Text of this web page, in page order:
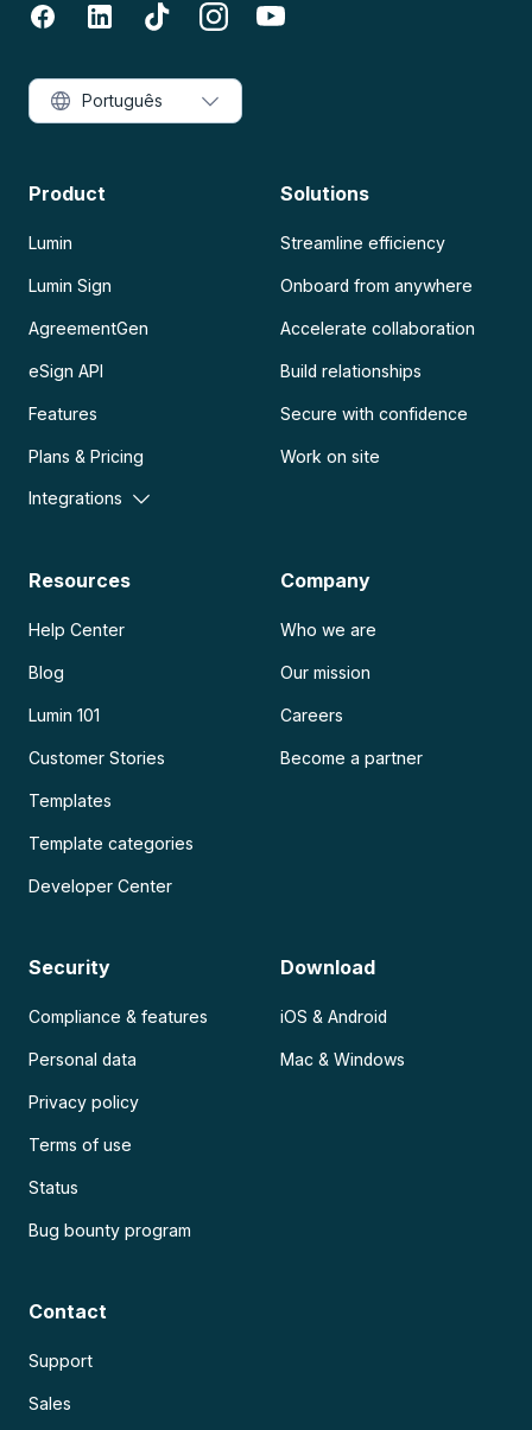
Product
Lumin
Lumin Sign
AgreementGen
eSign API
Features
Plans & Pricing
Integrations
Solutions
Streamline efficiency
Onboard from anywhere
Accelerate collaboration
Build relationships
Secure with confidence
Work on site
Resources
Help Center
Blog
Lumin 101
Customer Stories
Templates
Template categories
Developer Center
Company
Who we are
Our mission
Careers
Become a partner
Security
Compliance & features
Personal data
Privacy policy
Terms of use
Status
Bug bounty program
Download
iOS & Android
Mac & Windows
Contact
Support
Sales
Português